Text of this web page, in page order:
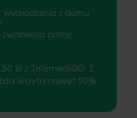
wychodzenia z domu
zwolnienia online
zł z TelemediGO. Z
wizyta nawet 50%